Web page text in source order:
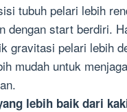
tubuh pelari lebih
dengan start berdiri.
gravitasi pelari lebih
mudah untuk menjaga
lebih baik dari